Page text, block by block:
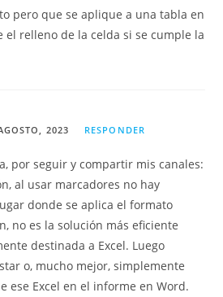
pero que se aplique a una tabla en
el relleno de la celda si se cumple la
2023 RESPONDER
por seguir y compartir mis canales:
al usar marcadores no hay
donde se aplica el formato
no es la solución más eficiente
destinada a Excel. Luego
o, mucho mejor, simplemente
ese Excel en el informe en Word.